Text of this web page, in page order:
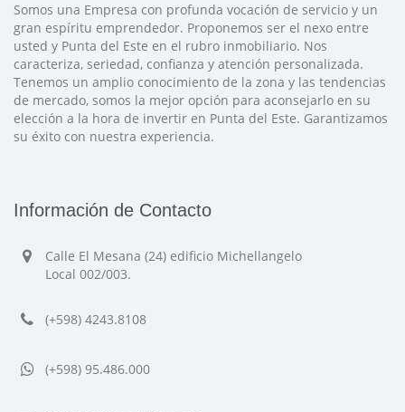
Somos una Empresa con profunda vocación de servicio y un
gran espíritu emprendedor. Proponemos ser el nexo entre
usted y Punta del Este en el rubro inmobiliario. Nos
caracteriza, seriedad, confianza y atención personalizada.
Tenemos un amplio conocimiento de la zona y las tendencias
de mercado, somos la mejor opción para aconsejarlo en su
elección a la hora de invertir en Punta del Este. Garantizamos
su éxito con nuestra experiencia.
Información de Contacto
Calle El Mesana (24) edificio Michellangelo
Local 002/003.
(+598) 4243.8108
(+598) 95.486.000